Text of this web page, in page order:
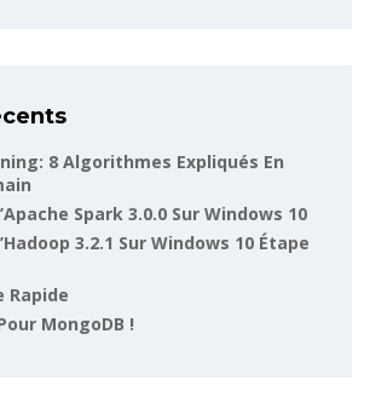
8 Algorithmes Expliqués En
Spark 3.0.0 Sur Windows 10
3.2.1 Sur Windows 10 Étape
Rapide
MongoDB !